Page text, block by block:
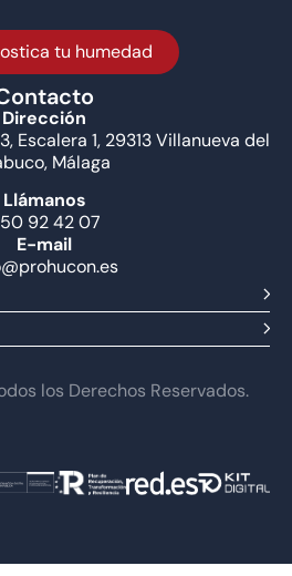
tu humedad
Dirección
Escalera 1, 29313 Villanueva del
Málaga
Llámanos
92 42 07
E-mail
los Derechos Reservados.